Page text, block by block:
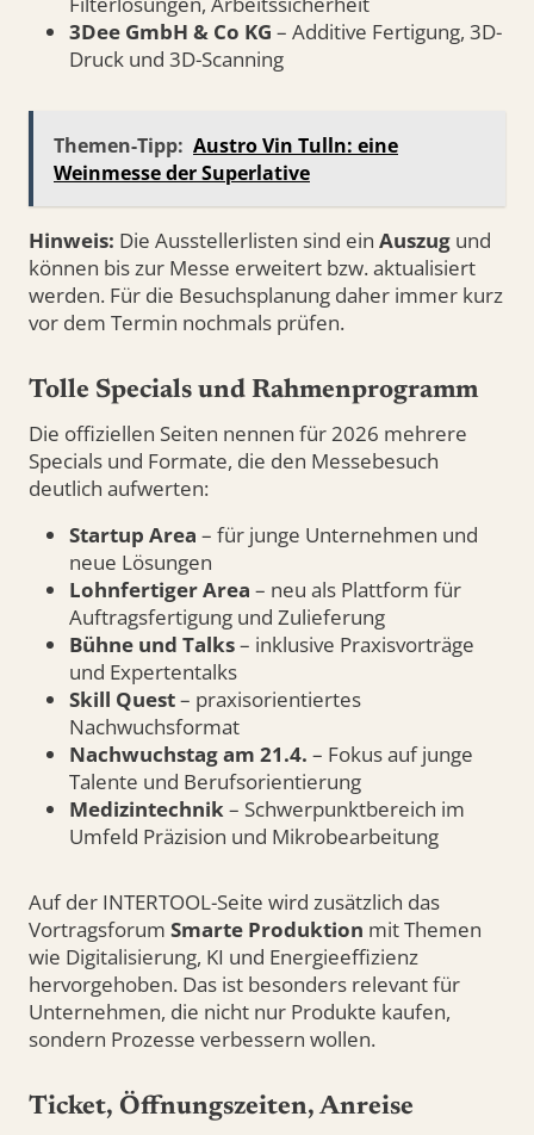
3Dee GmbH & Co KG – Additive Fertigung, 3D-
Druck und 3D-Scanning
Themen-Tipp: Austro Vin Tulln: eine
Weinmesse der Superlative
Hinweis: Die Ausstellerlisten sind ein Auszug und
können bis zur Messe erweitert bzw. aktualisiert
werden. Für die Besuchsplanung daher immer kurz
vor dem Termin nochmals prüfen.
Tolle Specials und Rahmenprogramm
Die offiziellen Seiten nennen für 2026 mehrere
Specials und Formate, die den Messebesuch
deutlich aufwerten:
Startup Area – für junge Unternehmen und
neue Lösungen
Lohnfertiger Area – neu als Plattform für
Auftragsfertigung und Zulieferung
Bühne und Talks– inklusive Praxisvorträge
und Expertentalks
Skill Quest– praxisorientiertes
Nachwuchsformat
Nachwuchstag am 21.4. – Fokus auf junge
Talente und Berufsorientierung
Medizintechnik– Schwerpunktbereich im
Umfeld Präzision und Mikrobearbeitung
Auf der INTERTOOL-Seite wird zusätzlich das
Vortragsforum Smarte Produktion mit Themen
wie Digitalisierung, KI und Energieeffizienz
hervorgehoben. Das ist besonders relevant für
Unternehmen, die nicht nur Produkte kaufen,
sondern Prozesse verbessern wollen.
Ticket, Öffnungszeiten, Anreise